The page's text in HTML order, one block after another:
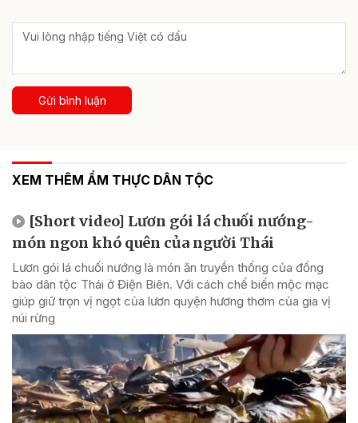
Gửi bình luận
XEM THÊM ẨM THỰC DÂN TỘC
[Short video] Lươn gói lá chuối nướng-
món ngon khó quên của người Thái
Lươn gói lá chuối nướng là món ăn truyền thống của đồng
bào dân tộc Thái ở Điện Biên. Với cách chế biến mộc mạc
giúp giữ trọn vị ngọt của lươn quyện hương thơm của gia vị
núi rừng